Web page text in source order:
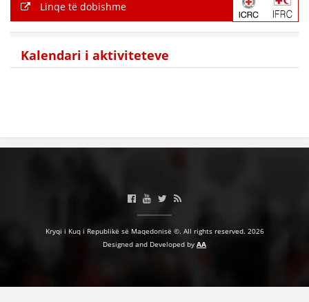
DHURIMI I GJAKUT
MENAXHIM ME VULLNETARË
KUSH JEMI NE
Linqe të dobishme
Kalendari i aktiviteteve
Kryqi i Kuq i Republikë së Maqedonisë ©. All rights reserved. 2026
Designed and Developed by AA